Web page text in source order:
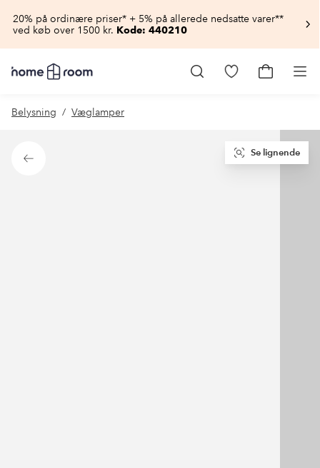
20% på ordinære priser* + 5% på allerede nedsatte varer**
ved køb over 1500 kr. Kode: 440210
Homeroom
–
hjemmet
pris
Gå
Gå
Belysning Væglamper
Tilbage
Se lignende